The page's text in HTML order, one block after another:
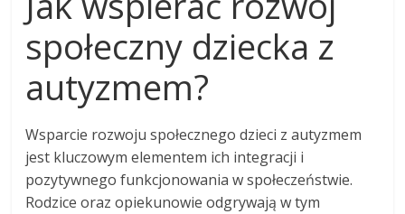
społeczny dziecka z
autyzmem?
Wsparcie rozwoju społecznego dzieci z autyzmem
jest kluczowym elementem ich integracji i
pozytywnego funkcjonowania w społeczeństwie.
Rodzice oraz opiekunowie odgrywają w tym